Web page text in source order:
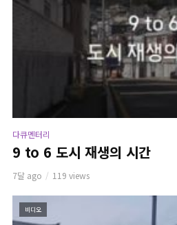
다큐멘터리
9 to 6 도시 재생의 시간
7달 ago 119 views
비디오